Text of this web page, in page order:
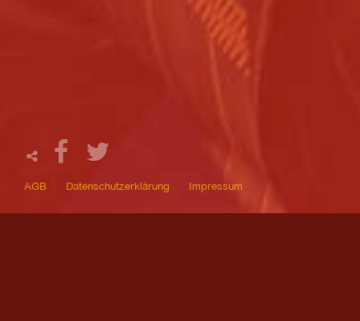
AGB Datenschutzerklärung Impressum